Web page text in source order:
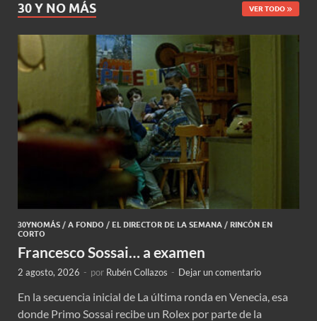
30 Y NO MÁS VER TODO
30YNOMÁS / A FONDO / EL DIRECTOR DE LA SEMANA / RINCÓN EN
CORTO
Francesco Sossai… a examen
2 agosto, 2026 - por Rubén Collazos - Dejar un comentario
En la secuencia inicial de La última ronda en Venecia, esa
donde Primo Sossai recibe un Rolex por parte de la